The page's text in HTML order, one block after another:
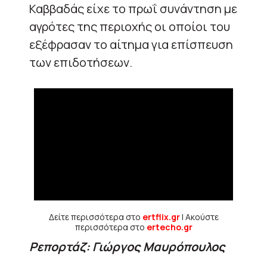
Καββαδάς είχε το πρωΐ συνάντηση με
αγρότες της περιοχής οι οποίοι του
εξέφρασαν το αίτημα για επίσπευση
των επιδοτήσεων.
Δείτε περισσότερα στο ertflix.gr| Ακούστε
περισσότερα στο ertecho.gr
Ρεπορτάζ: Γιώργος Μαυρόπουλος